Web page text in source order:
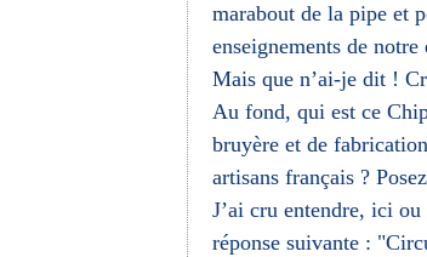
marabout de la pipe et
enseignements de notre
Mais que n’ai-je dit !
Au fond, qui est ce
bruyère et de
artisans français ?
J’ai cru entendre, ici
réponse suivante :